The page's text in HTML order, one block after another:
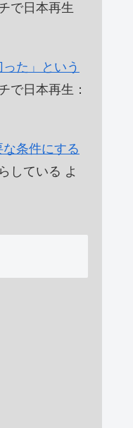
で日本再生
た」という
で日本再生：
条件にする
している よ